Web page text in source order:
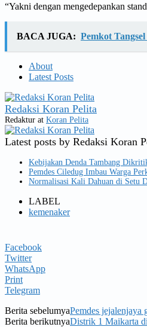
“Yakni dengan mengedepankan
BACA JUGA: Pemkot
About
Latest Posts
Redaksi Koran Pelita
Redaktur at Koran Pelita
Latest posts by Redaksi Koran
Kebijakan Denda Tambang
Pemdes Ciledug Imbau Warga
Normalisasi Kali Dahuan di Setu
LABEL
kemenaker
Facebook
Twitter
WhatsApp
Print
Telegram
Berita sebelumyaPemdes jejalenjaya
Berita berikutnyaDistrik 1 Maikarta